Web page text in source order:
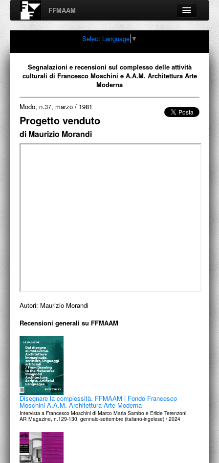
FFMAAM
Fondo Francesco Moschini
A.A.M. Architettura Arte Moderna
Percorsi, nodi, sconfinamenti e contaminazioni tra Arte,
FFMAAM
FRANCESCO MOSCHINI
PUBBLICAZIONI
A.A.M. ARCHITETTURA ARTE MODERNA
RECENSIONI GENERALI
MOSTRE
ARTISTI
DUETTI / DUELLI
LABORATORI DI PROGETTAZIONE
PROGETTI D'OPERA
PROGETTI CULTURALI
PROGETTO T.E.S.I.
Select Language ▼
Segnalazioni e recensioni sul complesso delle attività
culturali di Francesco Moschini e A.A.M. Architettura Arte
Moderna
Modo, n.37, marzo / 1981
Progetto venduto
di Maurizio Morandi
Autori: Maurizio Morandi
Recensioni generali su FFMAAM
Disegnare la complessità. FFMAAM | Fondo Francesco
Moschini A.A.M. Architettura Arte Moderna
Intervista a Francesco Moschini di Marco Maria Sambo e Erilde Terenzoni
AR Magazine, n.129-130, gennaio-settembre (italiano-ingelese) / 2024